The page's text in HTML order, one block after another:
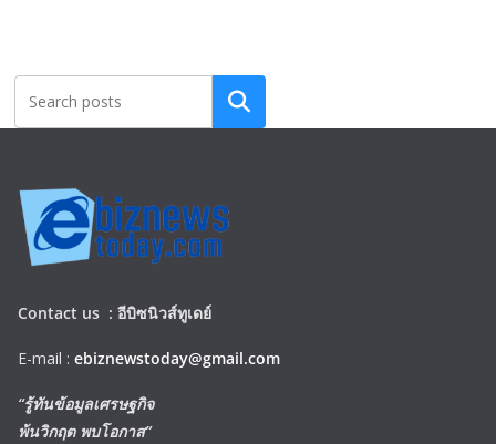
Search
Contact us : อีบิซนิวส์ทูเดย์
E-mail : ebiznewstoday@gmail.com
“รู้ทันข้อมูลเศรษฐกิจ
พ้นวิกฤต พบโอกาส”